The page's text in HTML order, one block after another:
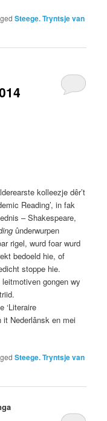
Steege. Tryntsje van
kolleezje dêr’t
Reading’, in fak
– Shakespeare,
ûnderwurpen
rigel, wurd foar wurd
bedoeld hie, of
stoppe hie.
gongen wy
‘Literaire
it Nederlânsk en mei
Steege. Tryntsje van